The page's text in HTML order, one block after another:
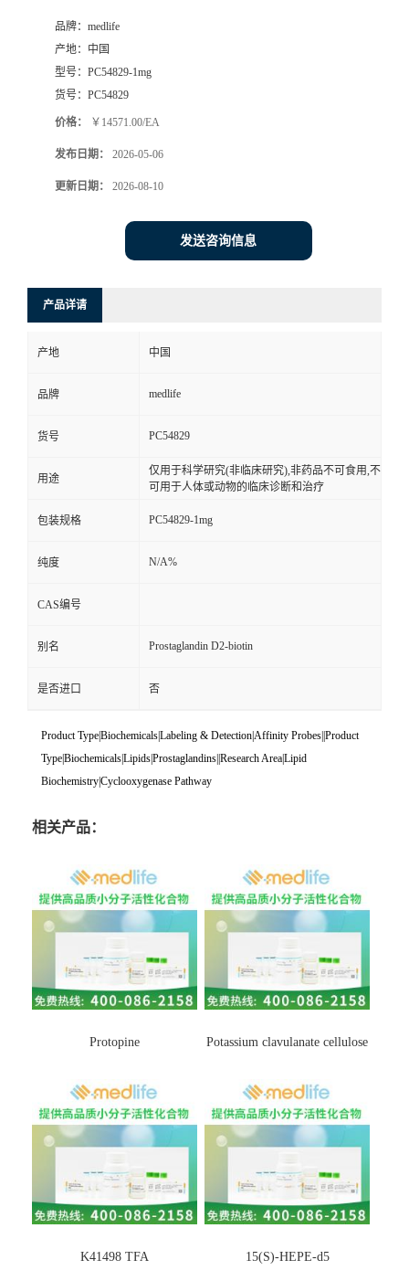
品牌： medlife
产地： 中国
型号： PC54829-1mg
货号： PC54829
价格： ￥14571.00/EA
发布日期： 2026-05-06
更新日期： 2026-08-10
发送咨询信息
产品详请
产地 中国
品牌 medlife
货号 PC54829
用途
仅用于科学研究(非临床研究),非药品不可食用,不
可用于人体或动物的临床诊断和治疗
包装规格 PC54829-1mg
纯度 N/A%
CAS编号
别名 Prostaglandin D2-biotin
是否进口 否
Product Type|Biochemicals|Labeling & Detection|Affinity Probes||Product
Type|Biochemicals|Lipids|Prostaglandins||Research Area|Lipid
Biochemistry|Cyclooxygenase Pathway
相关产品：
Protopine Potassium clavulanate cellulose
K41498 TFA 15(S)-HEPE-d5